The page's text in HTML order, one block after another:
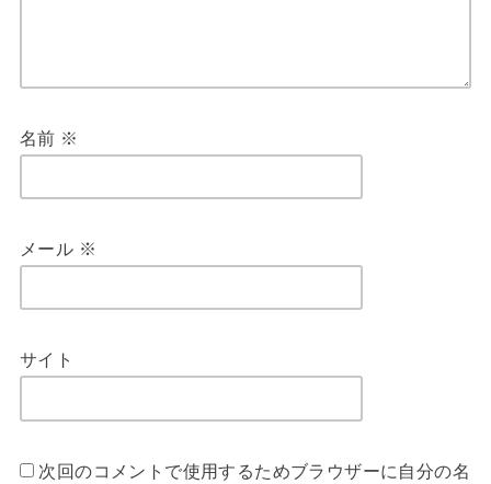
名前 ※
メール ※
サイト
次回のコメントで使用するためブラウザーに自分の名